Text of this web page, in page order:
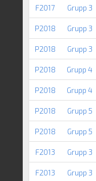
F2017 Grupp 3
P2018 Grupp 3
P2018 Grupp 3
P2018 Grupp 4
P2018 Grupp 4
P2018 Grupp 5
P2018 Grupp 5
F2013 Grupp 3
F2013 Grupp 3